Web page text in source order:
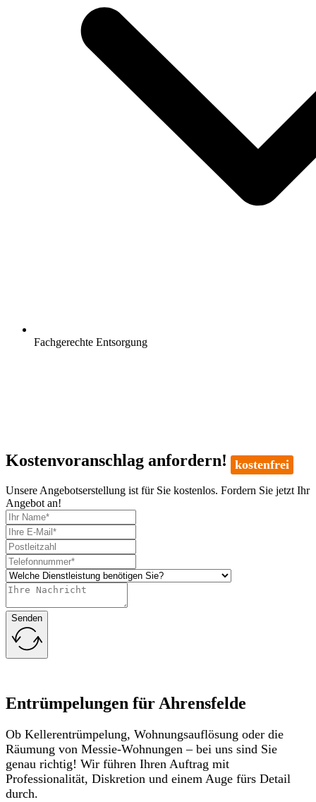
Fachgerechte Entsorgung
Kostenvoranschlag anfordern! kostenfrei
Unsere Angebotserstellung ist für Sie kostenlos. Fordern Sie jetzt Ihr
Angebot an!
Senden
Entrümpelungen für Ahrensfelde
Ob Kellerentrümpelung, Wohnungsauflösung oder die
Räumung von Messie-Wohnungen – bei uns sind Sie
genau richtig! Wir führen Ihren Auftrag mit
Professionalität, Diskretion und einem Auge fürs Detail
durch.